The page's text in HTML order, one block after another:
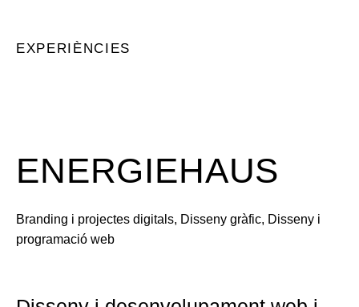
EXPERIÈNCIES
ENERGIEHAUS
Branding i projectes digitals, Disseny gràfic, Disseny i
programació web